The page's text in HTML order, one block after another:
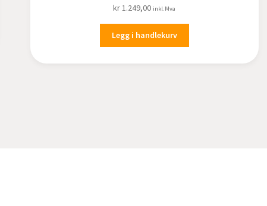
kr1.249,00 inkl.Mva
Legg i handlekurv